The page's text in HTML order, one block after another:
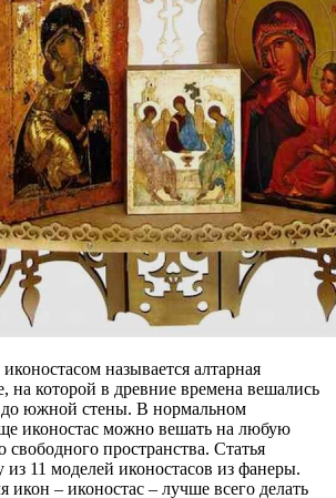
называется алтарная
на которой в древние времена вешались
до южной стены. В нормальном
иконостас можно вешать на любую
свободного пространства. Статья
из 11 моделей иконостасов из фанеры.
– иконостас – лучше всего делать